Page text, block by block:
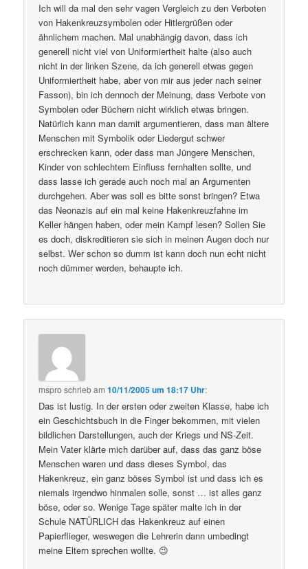
Ich will da mal den sehr vagen Vergleich zu den Verboten
von Hakenkreuzsymbolen oder Hitlergrüßen oder
ähnlichem machen. Mal unabhängig davon, dass ich
generell nicht viel von Uniformiertheit halte (also auch
nicht in der linken Szene, da ich generell etwas gegen
Uniformiertheit habe, aber von mir aus jeder nach seiner
Fasson), bin ich dennoch der Meinung, dass Verbote von
Symbolen oder Büchern nicht wirklich etwas bringen.
Natürlich kann man damit argumentieren, dass man ältere
Menschen mit Symbolik oder Liedergut schwer
erschrecken kann, oder dass man Jüngere Menschen,
Kinder von schlechtem Einfluss fernhalten sollte, und
dass lasse ich gerade auch noch mal an Argumenten
durchgehen. Aber was soll es bitte sonst bringen? Etwa
das Neonazis auf ein mal keine Hakenkreuzfahne im
Keller hängen haben, oder mein Kampf lesen? Sollen Sie
es doch, diskreditieren sie sich in meinen Augen doch nur
selbst. Wer schon so dumm ist kann doch nun echt nicht
noch dümmer werden, behaupte ich.
mspro schriebam10/11/2005 um 18:17 Uhr:
Das ist lustig. In der ersten oder zweiten Klasse, habe ich
ein Geschichtsbuch in die Finger bekommen, mit vielen
bildlichen Darstellungen, auch der Kriegs und NS-Zeit.
Mein Vater klärte mich darüber auf, dass das ganz böse
Menschen waren und dass dieses Symbol, das
Hakenkreuz, ein ganz böses Symbol ist und dass ich es
niemals irgendwo hinmalen solle, sonst … ist alles ganz
böse, oder so. Wenige Tage später malte ich in der
Schule NATÜRLICH das Hakenkreuz auf einen
Papierflieger, weswegen die Lehrerin dann umbedingt
meine Eltern sprechen wollte. 😉